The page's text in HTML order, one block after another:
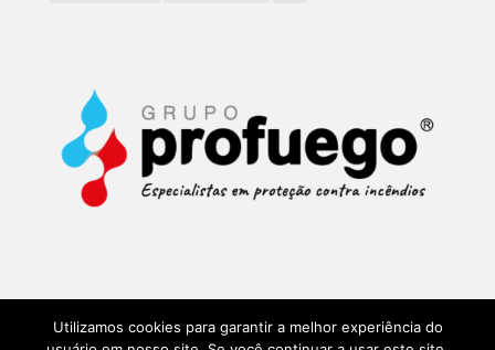
Utilizamos cookies para garantir a melhor experiência do